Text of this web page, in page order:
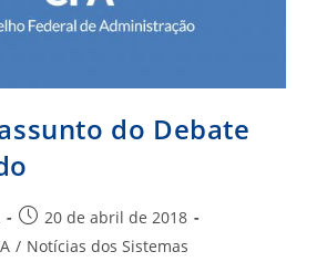
do Debate
Post
publicado:
20 de abril de 2018
/ Notícias dos Sistemas